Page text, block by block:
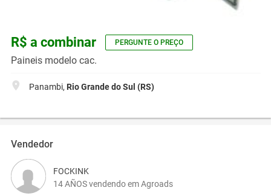
R$ a combinar PERGUNTE O PREÇO
Paineis modelo cac.
Panambi, Rio Grande do Sul (RS)
Vendedor
FOCKINK
14 AÑOS vendendo em Agroads